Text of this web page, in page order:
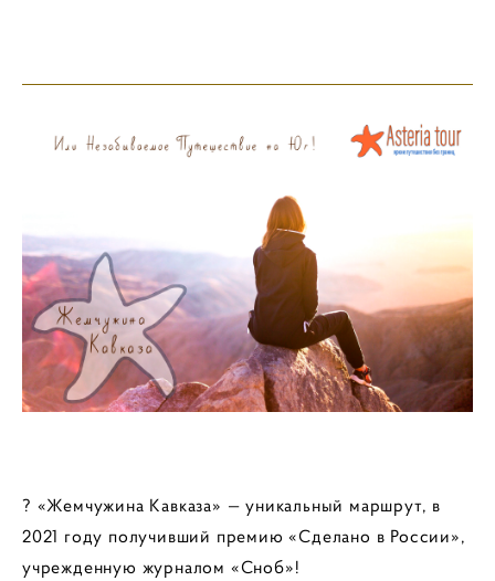
? «Жемчужина Кавказа» — уникальный маршрут, в
2021 году получивший премию «Сделано в России»,
учрежденную журналом «Сноб»!